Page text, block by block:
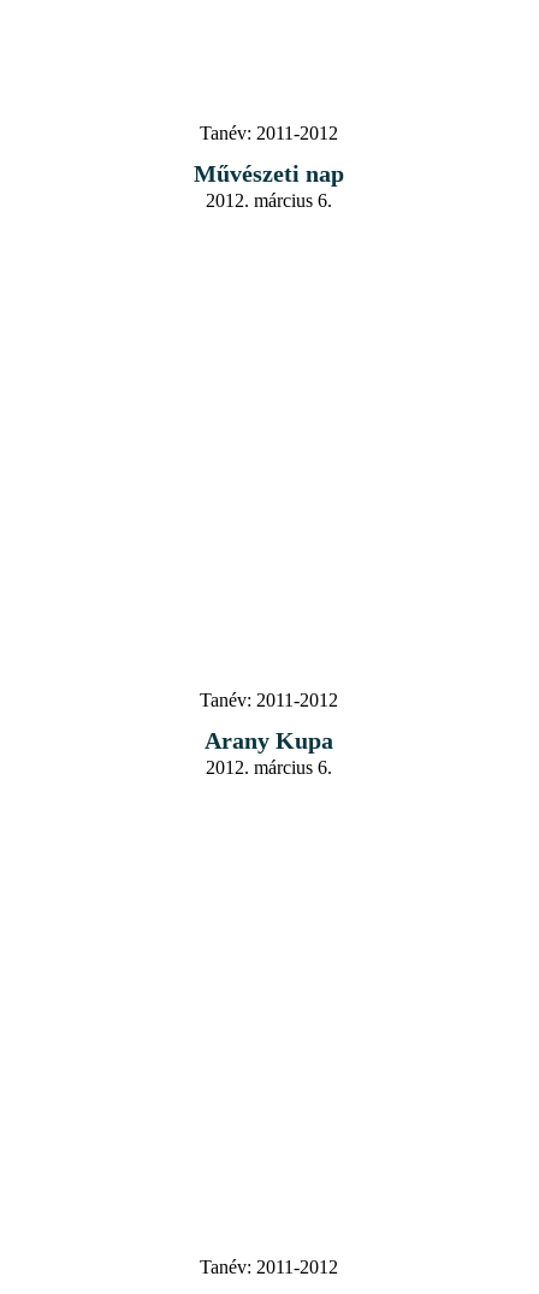
Tanév: 2011-2012
Művészeti nap
2012. március 6.
Tanév: 2011-2012
Arany Kupa
2012. március 6.
Tanév: 2011-2012